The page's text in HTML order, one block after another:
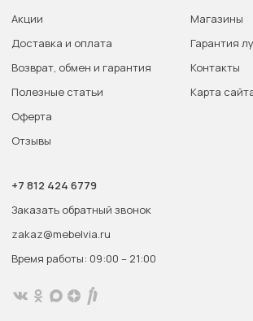
Акции
Доставка и оплата
Возврат, обмен и гарантия
Полезные статьи
Оферта
Отзывы
Магазины
Гарантия
Контакты
Карта
+7 812 424 6779
Заказать обратный звонок
zakaz@mebelvia.ru
Время работы: 09:00 – 21:00